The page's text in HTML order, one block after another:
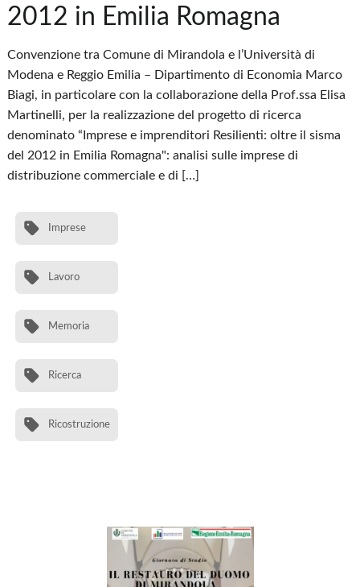
2012 in Emilia Romagna
Convenzione tra Comune di Mirandola e l’Università di
Modena e Reggio Emilia – Dipartimento di Economia Marco
Biagi, in particolare con la collaborazione della Prof.ssa Elisa
Martinelli, per la realizzazione del progetto di ricerca
denominato “Imprese e imprenditori Resilienti: oltre il sisma
del 2012 in Emilia Romagna": analisi sulle imprese di
distribuzione commerciale e di […]
Imprese
Lavoro
Memoria
Ricerca
Ricostruzione